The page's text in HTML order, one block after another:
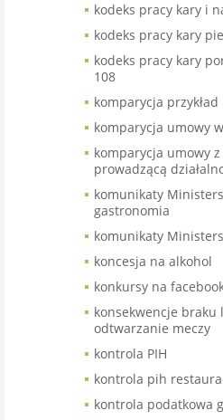
kodeks pracy kary i
kodeks pracy kary
kodeks pracy kary
108
komparycja przykład
komparycja umowy
komparycja umowy
prowadzącą
komunikaty
gastronomia
komunikaty
koncesja na alkohol
konkursy na
konsekwencje braku
odtwarzanie meczy
kontrola PIH
kontrola pih
kontrola podatkowa